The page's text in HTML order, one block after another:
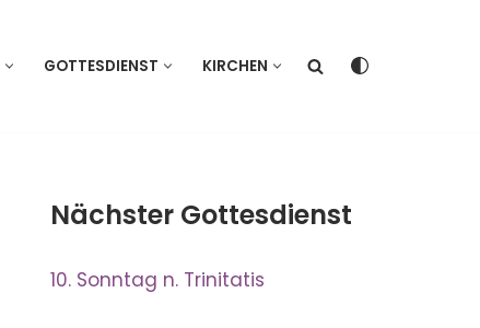
GOTTESDIENST KIRCHEN
Nächster Gottesdienst
10. Sonntag n. Trinitatis